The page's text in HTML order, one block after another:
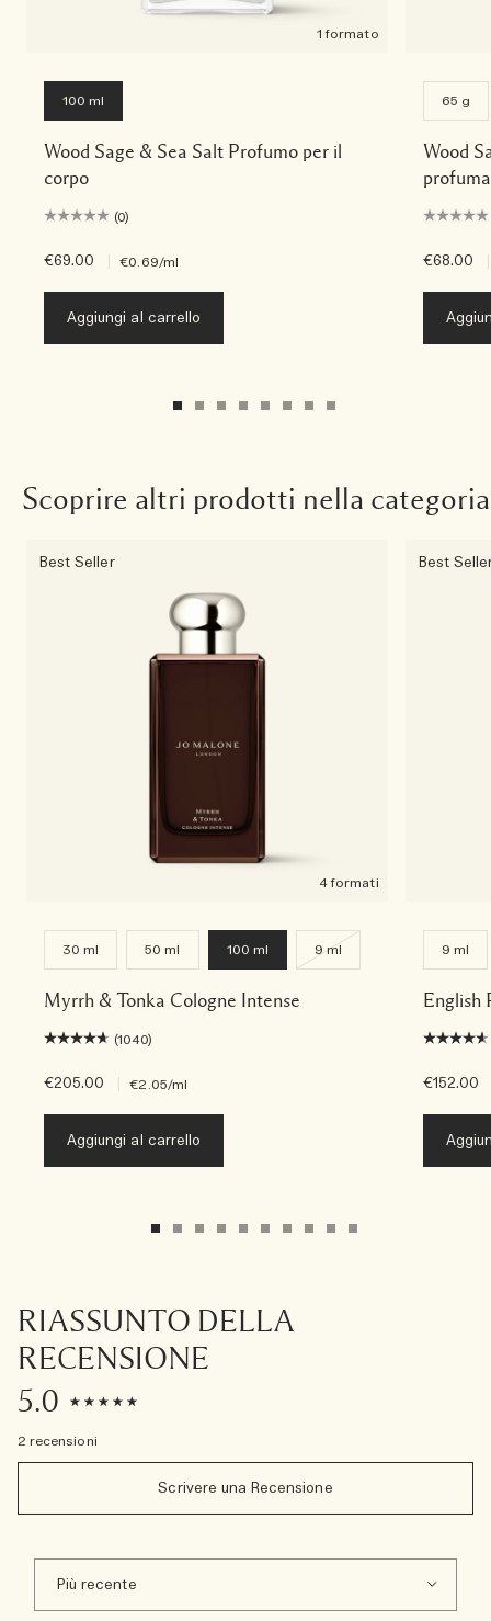
1 formato
100 ml
Wood Sage & Sea Salt Profumo per il
corpo
(0)
€69.00 €0.69/ml
Aggiungi al carrello
65 g
Wood
€68.00
Scoprire altri prodotti nella categoria
Best Seller
4 formati
30 ml 50 ml 100 ml 9 ml
Myrrh & Tonka Cologne Intense
(1040)
€205.00 €2.05/ml
Aggiungi al carrello
Best
9 ml
English
€152.00
RIASSUNTO DELLA
RECENSIONE
5.0
2 recensioni
Scrivere una Recensione